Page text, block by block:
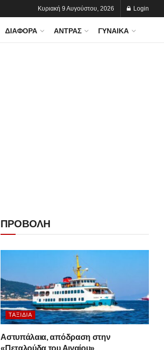
Κυριακή 9 Αυγούστου, 2026 Login
ΔΙΆΦΟΡΑ ΆΝΤΡΑΣ ΓΥΝΑΊΚΑ
ΠΡΟΒΟΛΗ
ΤΑΞΊΔΙΑ
Αστυπάλαια, απόδραση στην